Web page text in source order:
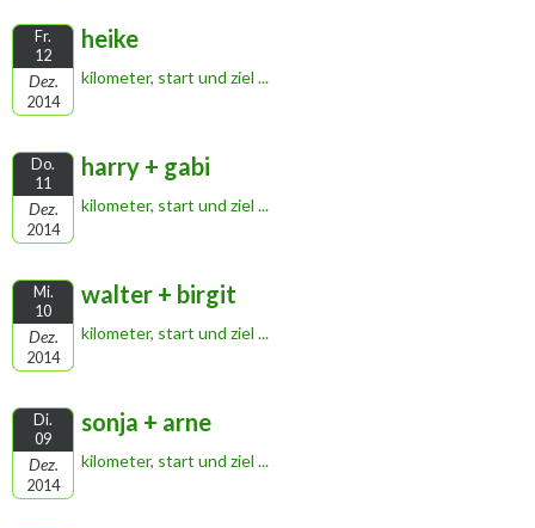
Fr.
12
Dez.
2014
heike
kilometer, start und ziel ...
Do.
11
Dez.
2014
harry + gabi
kilometer, start und ziel ...
Mi.
10
Dez.
2014
walter + birgit
kilometer, start und ziel ...
Di.
09
Dez.
2014
sonja + arne
kilometer, start und ziel ...